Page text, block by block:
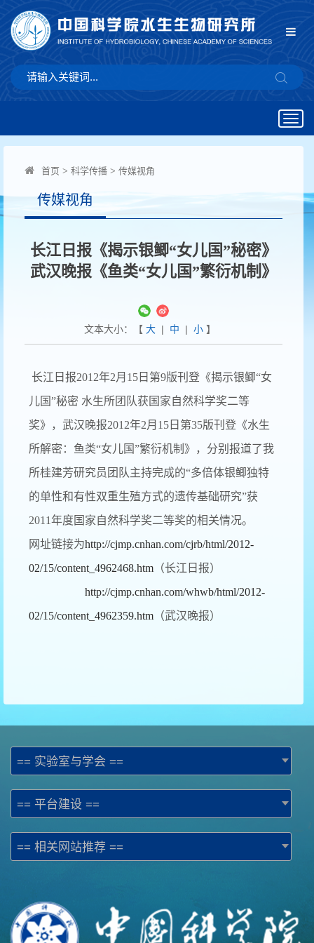
首页 > 科学传播 > 传媒视角
传媒视角
长江日报《揭示银鲫“女儿国”秘密》
武汉晚报《鱼类“女儿国”繁衍机制》
文本大小：【 大| 中 | 小】
长江日报2012年2月15日第9版刊登《揭示银鲫“女
儿国”秘密 水生所团队获国家自然科学奖二等
奖》，武汉晚报2012年2月15日第35版刊登《水生
所解密：鱼类“女儿国”繁衍机制》，分别报道了我
所桂建芳研究员团队主持完成的“多倍体银鲫独特
的单性和有性双重生殖方式的遗传基础研究”获
2011年度国家自然科学奖二等奖的相关情况。
网址链接为http://cjmp.cnhan.com/cjrb/html/2012-
02/15/content_4962468.htm （长江日报）
http://cjmp.cnhan.com/whwb/html/2012-
02/15/content_4962359.htm （武汉晚报）
== 实验室与学会 ==
== 平台建设 ==
== 相关网站推荐 ==